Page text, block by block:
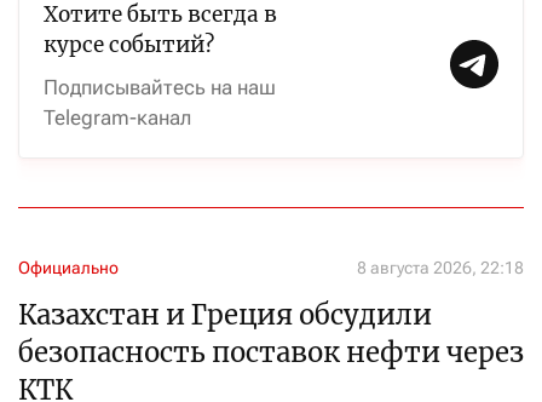
Хотите быть всегда в
курсе событий?
Подписывайтесь на наш
Telegram-канал
Официально 8 августа 2026, 22:18
Казахстан и Греция обсудили
безопасность поставок нефти через
КТК